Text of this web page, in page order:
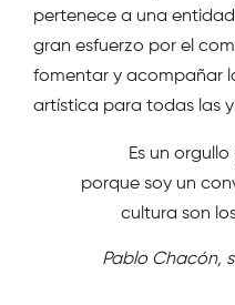
pertenece a una
gran esfuerzo por el
fomentar y acompañar
artística para todas las
Es un
porque soy un
cultura son
Pablo Chacón,